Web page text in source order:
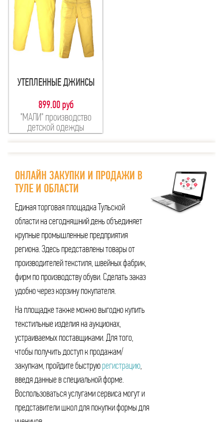
УТЕПЛЕННЫЕ ДЖИНСЫ
899.00 руб
"МАЛИ" производство
детской одежды
ОНЛАЙН ЗАКУПКИ И ПРОДАЖИ В
ТУЛЕ И ОБЛАСТИ
Единая торговая площадка Тульской
области на сегодняшний день объединяет
крупные промышленные предприятия
региона. Здесь представлены товары от
производителей текстиля, швейных фабрик,
фирм по производству обуви. Сделать заказ
удобно через корзину покупателя.
На площадке также можно выгодно купить
текстильные изделия на аукционах,
устраиваемых поставщиками. Для того,
чтобы получить доступ к продажам/
закупкам, пройдите быструюрегистрацию,
введя данные в специальной форме.
Воспользоваться услугами сервиса могут и
представители школ для покупки формы для